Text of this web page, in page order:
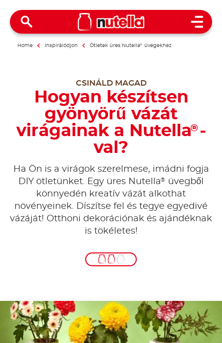
Open
Home Inspirálódjon Ötletek üres Nutella® üvegekhez
CSINÁLD MAGAD
Hogyan készítsen
gyönyörű vázát
virágainak a Nutella® -
val?
Ha Ön is a virágok szerelmese, imádni fogja
DIY ötletünket. Egy üres Nutella®
üvegből
könnyedén kreatív vázát alkothat
növényeinek. Díszítse fel és tegye egyedivé
vázáját! Otthoni dekorációnak és ajándéknak
is tökéletes!